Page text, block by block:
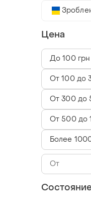
Цена
До 100 грн
От 100 до
От 300 до
От 500 до
Более